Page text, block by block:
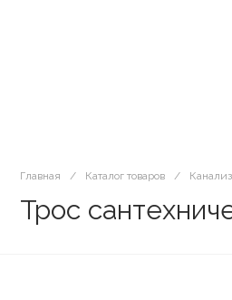
Главная / Каталог товаров /
Трос